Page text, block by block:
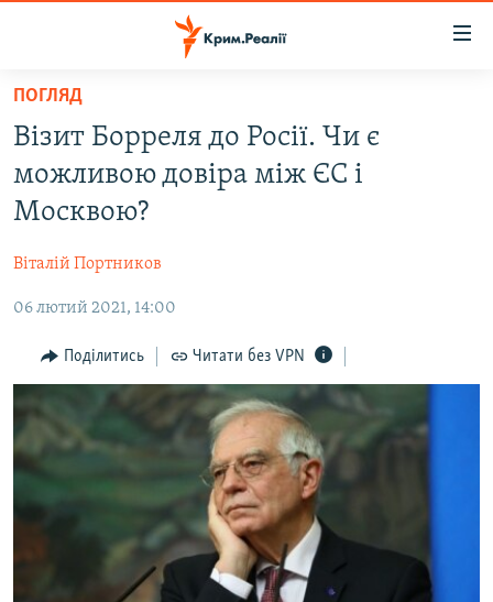
Перейти
основного
матеріалу
Перейти
до
основної
Перейти
пошуку
ВІДЕО ТА ФОТО
БЛОГИ
ПОГЛЯД
ІНТЕРВ'Ю
ВСЕ ЗА ДЕНЬ
СПЕЦПРОЕКТИ
СВІДЧЕННЯ ОКУПАЦІЇ
УКРАЇНСЬКА ПРОБЛЕМА КРИМУ
ЯК ОБІЙТИ БЛОКУВАННЯ
ПОГЛЯД
Візит Борреля до Росії. Чи є
можливою довіра між ЄС і
Москвою?
Віталій Портников
06 лютий 2021, 14:00
Поділитись Читати без VPN